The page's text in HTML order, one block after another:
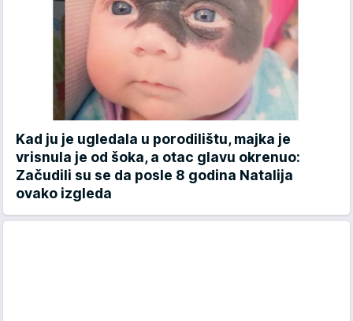
Kad ju je ugledala u porodilištu, majka je
vrisnula je od šoka, a otac glavu okrenuo:
Začudili su se da posle 8 godina Natalija
ovako izgleda